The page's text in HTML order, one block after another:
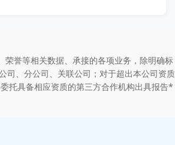
荣誉等相关数据、承接的各项业务，除明确标
司、分公司、关联公司；对于超出本公司资质
托具备相应资质的第三方合作机构出具报告*